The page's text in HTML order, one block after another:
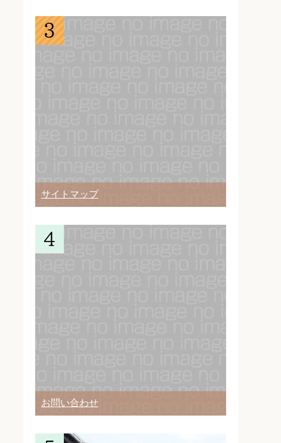
サイトマップ
お問い合わせ